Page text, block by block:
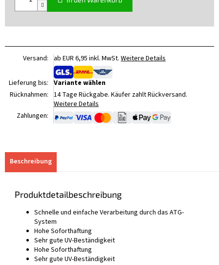
Versand: ab EUR 6,95 inkl. MwSt. Weitere Details
Lieferung bis: Variante wählen
Rücknahmen: 14 Tage Rückgabe. Käufer zahlt Rückversand.
Weitere Details
Zahlungen:
Beschreibung
Produktdetailbeschreibung
Schnelle und einfache Verarbeitung durch das ATG-
System
Hohe Soforthaftung
Sehr gute UV-Beständigkeit
Hohe Soforthaftung
Sehr gute UV-Beständigkeit